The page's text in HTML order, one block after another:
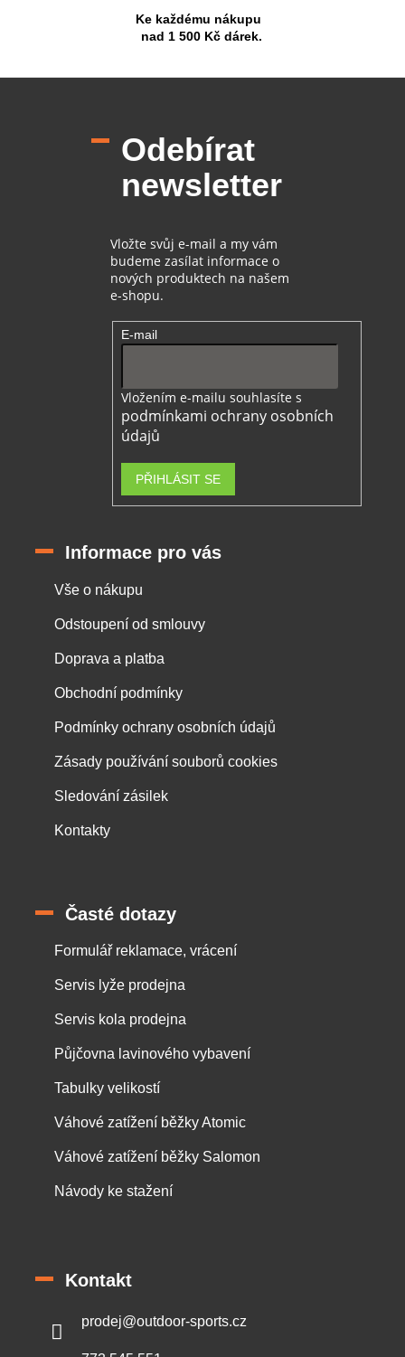
Ke každému nákupu
nad 1 500 Kč dárek.
Odebírat
newsletter
Vložte svůj e-mail a my vám
budeme zasílat informace o
nových produktech na našem
e-shopu.
E-mail
Vložením e-mailu souhlasíte s
podmínkami ochrany osobních
údajů
PŘIHLÁSIT SE
Informace pro vás
Vše o nákupu
Odstoupení od smlouvy
Doprava a platba
Obchodní podmínky
Podmínky ochrany osobních údajů
Zásady používání souborů cookies
Sledování zásilek
Kontakty
Časté dotazy
Formulář reklamace, vrácení
Servis lyže prodejna
Servis kola prodejna
Půjčovna lavinového vybavení
Tabulky velikostí
Váhové zatížení běžky Atomic
Váhové zatížení běžky Salomon
Návody ke stažení
Kontakt
prodej@outdoor-sports.cz